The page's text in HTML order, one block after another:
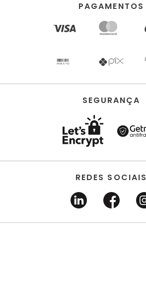
PAGAMENTOS
SEGURANÇA
REDES SOCIAIS